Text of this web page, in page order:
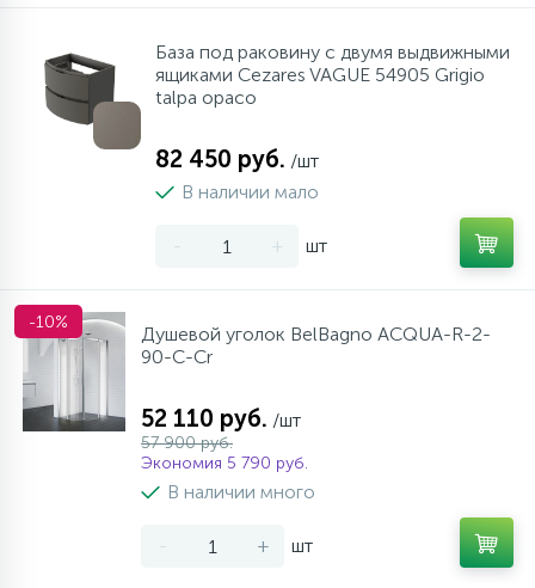
База под раковину с двумя выдвижными
ящиками Cezares VAGUE 54905 Grigio
talpa opaco
82 450 руб. /шт
В наличии мало
- + шт
-10%
Душевой уголок BelBagno ACQUA-R-2-
90-C-Cr
52 110 руб. /шт
57 900 руб.
Экономия 5 790 руб.
В наличии много
- + шт